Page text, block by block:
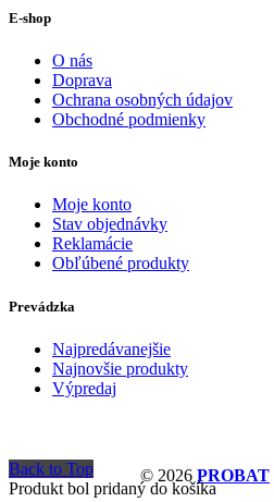
E-shop
O nás
Doprava
Ochrana osobných údajov
Obchodné podmienky
Moje konto
Moje konto
Stav objednávky
Reklamácie
Obľúbené produkty
Prevádzka
Najpredávanejšie
Najnovšie produkty
Výpredaj
© 2026 PROBAT
Back to Top
Produkt bol pridaný do košíka